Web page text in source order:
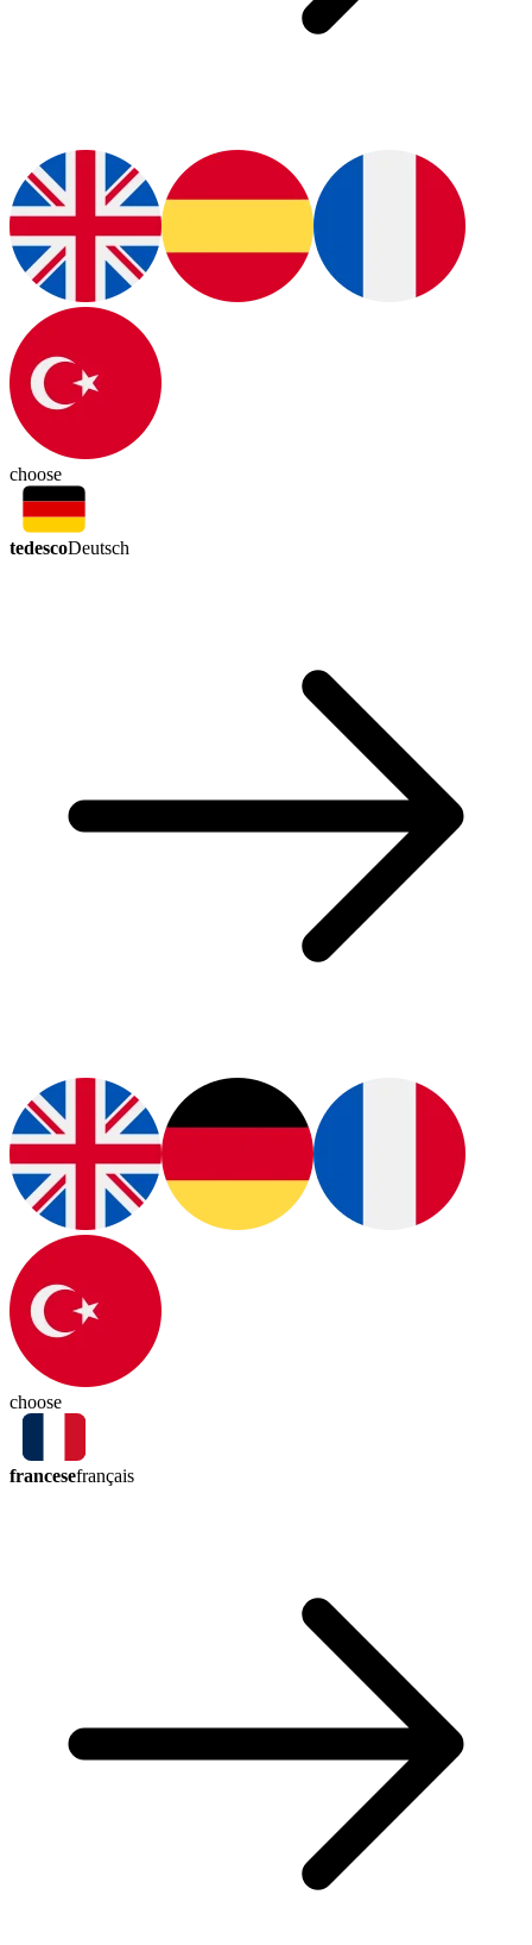
choose
tedescoDeutsch
choose
francesefrançais